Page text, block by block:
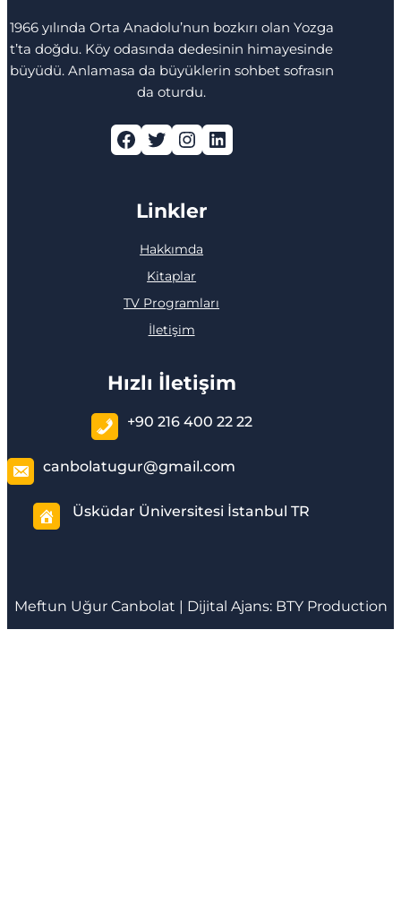
1966 yılında Orta Anadolu’nun bozkırı olan Yozga
t’ta doğdu. Köy odasında dedesinin himayesinde
büyüdü. Anlamasa da büyüklerin sohbet sofrasın
da oturdu.
Facebook Twitter Instagram LinkedIn
Linkler
Hakkımda
Kitaplar
TV Programları
İletişim
Hızlı İletişim
+90 216 400 22 22
canbolatugur@gmail.com
Üsküdar Üniversitesi İstanbul TR
Meftun Uğur Canbolat | Dijital Ajans: BTY Production